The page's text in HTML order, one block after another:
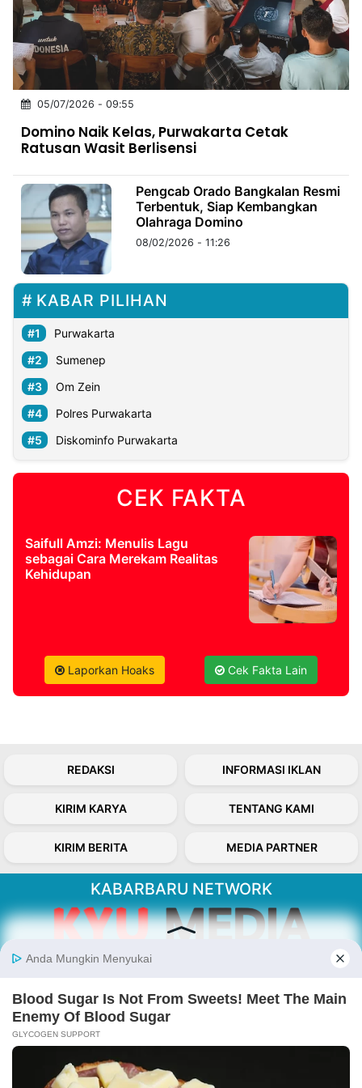
INDONESIA
Partner
NTB
Time
IDN
Jogja
Rakyat
News
Notice
Baru
Follow
Kabarbaru
Kabarbaru.co
2026
PT.
05/07/2026 - 09:55
Domino Naik Kelas, Purwakarta Cetak
Ratusan Wasit Berlisensi
Pengcab Orado Bangkalan Resmi
Terbentuk, Siap Kembangkan
Olahraga Domino
08/02/2026 - 11:26
KABAR PILIHAN
Purwakarta
Sumenep
Om Zein
Polres Purwakarta
Diskominfo Purwakarta
CEK FAKTA
Saifull Amzi: Menulis Lagu
sebagai Cara Merekam Realitas
Kehidupan
Laporkan Hoaks Cek Fakta Lain
REDAKSI INFORMASI IKLAN
KIRIM KARYA TENTANG KAMI
KIRIM BERITA MEDIA PARTNER
KABARBARU NETWORK
Kabarbaru.co menyajikan berita aktual dan
inspiratif dari sudut pandang berbaik sangka
serta terverifikasi dari sumber yang tepat.
Follow Kabarbaru